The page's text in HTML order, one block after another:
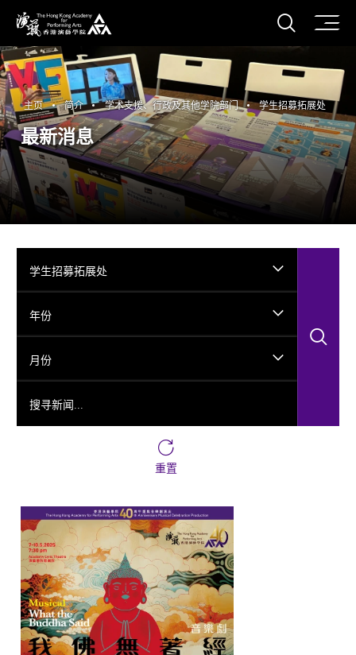
香港演艺学院
打开
主页 简介 学术支援、行政及其他学院部门 学生招募拓展处
最新消息
学生招募拓展处
年份
月份
重置